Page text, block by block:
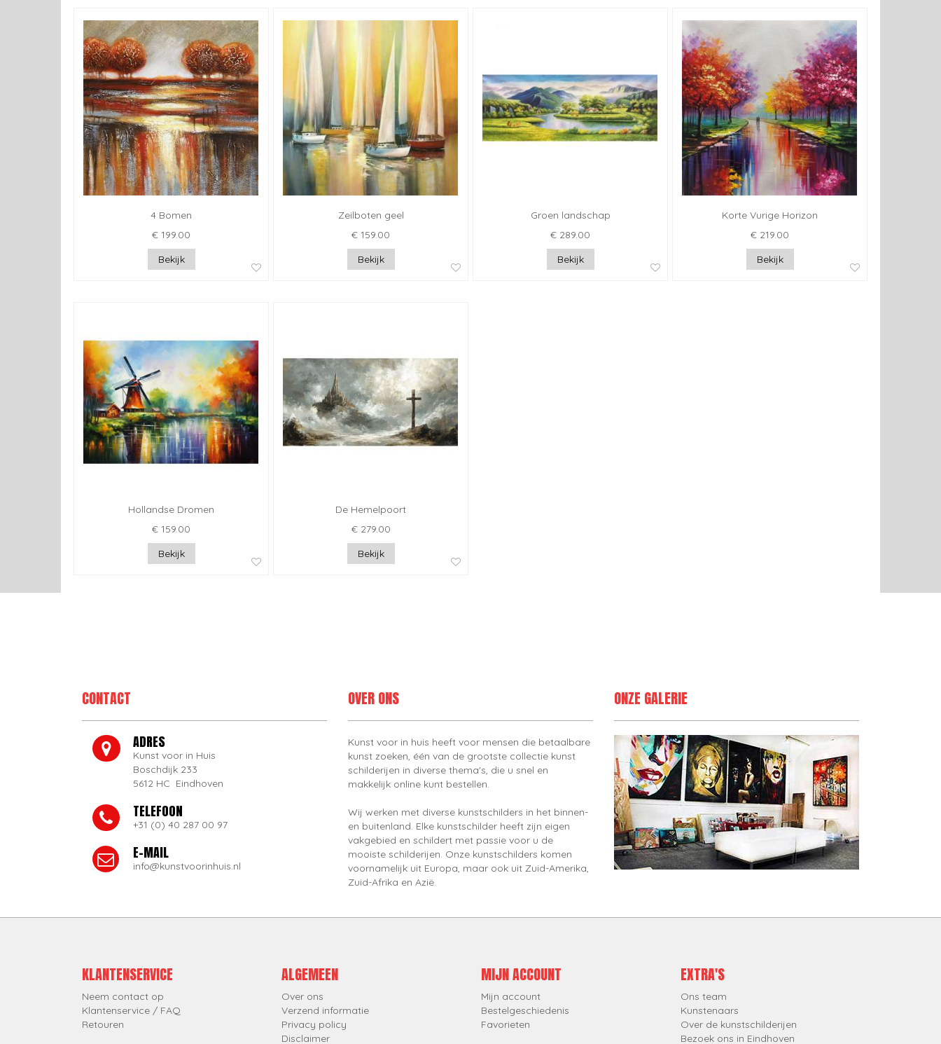
4 Bomen
€ 199.00
Bekijk
Zeilboten geel
€ 159.00
Bekijk
Groen landschap
€ 289.00
Bekijk
Korte Vurige Horizon
€ 219.00
Bekijk
Hollandse Dromen
€ 159.00
Bekijk
De Hemelpoort
€ 279.00
Bekijk
CONTACT
ADRES
Kunst voor in Huis
Boschdijk 233
5612 HC Eindhoven
TELEFOON
+31 (0) 40 287 00 97
E-MAIL
info@kunstvoorinhuis.nl
OVER ONS
Kunst voor in huis heeft voor mensen die betaalbare
kunst zoeken, één van de grootste collectie kunst
schilderijen in diverse thema's, die u snel en
makkelijk online kunt bestellen.
Wij werken met diverse kunstschilders in het binnen-
en buitenland. Elke kunstschilder heeft zijn eigen
vakgebied en schildert met passie voor u de
mooiste schilderijen. Onze kunstschilders komen
voornamelijk uit Europa, maar ook uit Zuid-Amerika,
Zuid-Afrika en Azië.
ONZE GALERIE
KLANTENSERVICE
Neem contact op
Klantenservice / FAQ
Retouren
ALGEMEEN
Over ons
Verzend informatie
Privacy policy
Disclaimer
MIJN ACCOUNT
Mijn account
Bestelgeschiedenis
Favorieten
EXTRA'S
Ons team
Kunstenaars
Over de kunstschilderijen
Bezoek ons in Eindhoven